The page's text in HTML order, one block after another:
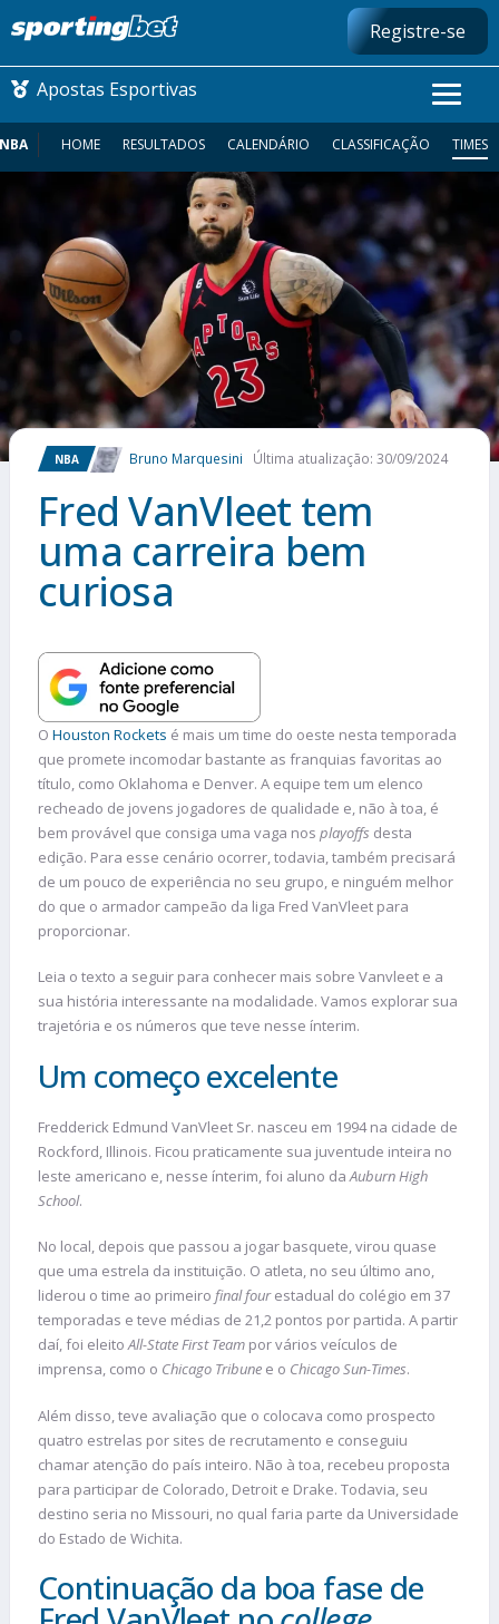
Registre-se
Apostas Esportivas
CONMEBOL LIBERTADORES
FUTEBOL NACIONAL
FUTEBOL INTERNACIONAL
COMO APOSTAR
MAIS ESPORTES
NBA HOME RESULTADOS CALENDÁRIO CLASSIFICAÇÃO TIMES
NBA Bruno Marquesini Última atualização: 30/09/2024
Fred VanVleet tem
uma carreira bem
curiosa
O Houston Rockets é mais um time do oeste nesta temporada
que promete incomodar bastante as franquias favoritas ao
título, como Oklahoma e Denver. A equipe tem um elenco
recheado de jovens jogadores de qualidade e, não à toa, é
bem provável que consiga uma vaga nos playoffs desta
edição. Para esse cenário ocorrer, todavia, também precisará
de um pouco de experiência no seu grupo, e ninguém melhor
do que o armador campeão da liga Fred VanVleet para
proporcionar.
Leia o texto a seguir para conhecer mais sobre Vanvleet e a
sua história interessante na modalidade. Vamos explorar sua
trajetória e os números que teve nesse ínterim.
Um começo excelente
Fredderick Edmund VanVleet Sr. nasceu em 1994 na cidade de
Rockford, Illinois. Ficou praticamente sua juventude inteira no
leste americano e, nesse ínterim, foi aluno daAuburn High
School.
No local, depois que passou a jogar basquete, virou quase
que uma estrela da instituição. O atleta, no seu último ano,
liderou o time ao primeiro final fourestadual do colégio em 37
temporadas e teve médias de 21,2 pontos por partida. A partir
daí, foi eleitoAll-State First Team por vários veículos de
imprensa, como o Chicago Tribune e o Chicago Sun-Times.
Além disso, teve avaliação que o colocava como prospecto
quatro estrelas por sites de recrutamento e conseguiu
chamar atenção do país inteiro. Não à toa, recebeu proposta
para participar de Colorado, Detroit e Drake. Todavia, seu
destino seria no Missouri, no qual faria parte da Universidade
do Estado de Wichita.
Continuação da boa fase de